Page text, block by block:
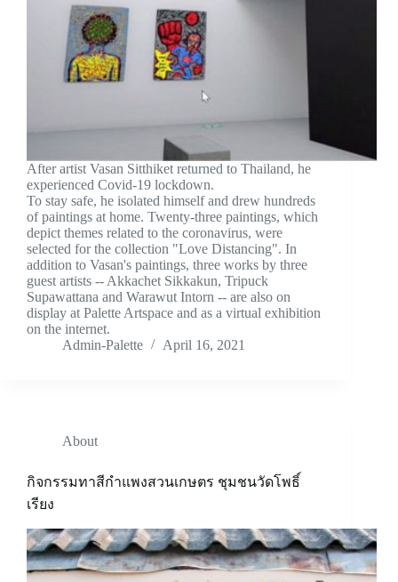
After artist Vasan Sitthiket returned to Thailand, he
experienced Covid-19 lockdown.
To stay safe, he isolated himself and drew hundreds
of paintings at home. Twenty-three paintings, which
depict themes related to the coronavirus, were
selected for the collection "Love Distancing". In
addition to Vasan's paintings, three works by three
guest artists -- Akkachet Sikkakun, Tripuck
Supawattana and Warawut Intorn -- are also on
display at Palette Artspace and as a virtual exhibition
on the internet.
Admin-Palette
April 16, 2021
About
กิจกรรมทาสีกำแพงสวนเกษตร ชุมชนวัดโพธิ์
เรียง